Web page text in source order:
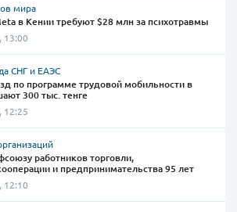
мира
в Кении требуют $28 млн за психотравмы
13:00
СНГ и ЕАЭС
по программе трудовой мобильности в
300 тыс. тенге
12:25
работников торговли,
и предпринимательства 95 лет
12:10